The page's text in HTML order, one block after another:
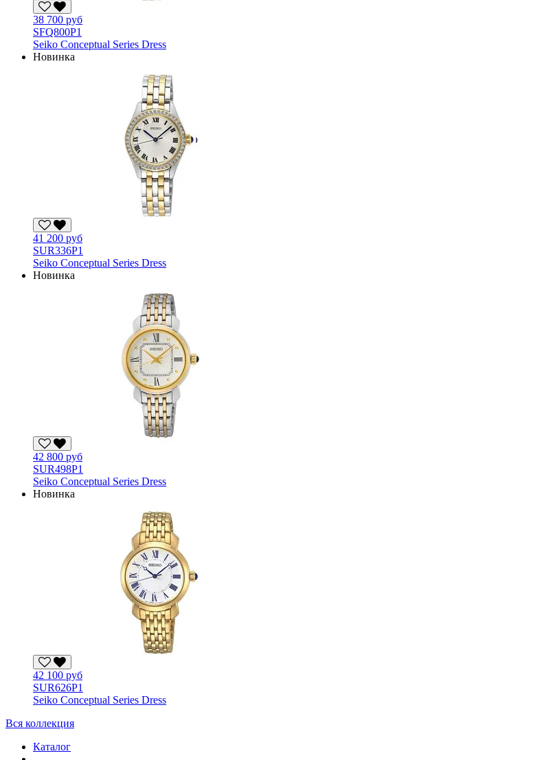
38 700 руб
SFQ800P1
Seiko Conceptual Series Dress
Новинка
41 200 руб
SUR336P1
Seiko Conceptual Series Dress
Новинка
42 800 руб
SUR498P1
Seiko Conceptual Series Dress
Новинка
42 100 руб
SUR626P1
Seiko Conceptual Series Dress
Вся коллекция
Каталог